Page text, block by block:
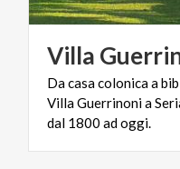
Villa
Da casa colonica a
Villa Guerrinoni a
dal 1800 ad oggi.